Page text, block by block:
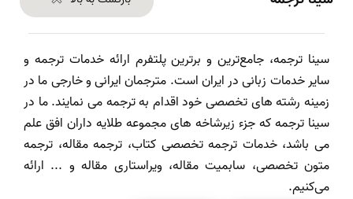
سینا ترجمه، جامع‌ترین و برترین پلتفرم ارائه خدمات ترجمه و
سایر خدمات زبانی در ایران است. مترجمان ایرانی و خارجی ما در
زمینه رشته های تخصصی خود اقدام به ترجمه می نمایند. ما در
سینا ترجمه که جزء زیرشاخه های مجموعه طلایه داران افق علم
می باشد، خدمات ترجمه تخصصی کتاب، ترجمه مقاله، ترجمه
متون تخصصی، سابمیت مقاله، ویراستاری مقاله و ... ارائه
می‌کنیم.